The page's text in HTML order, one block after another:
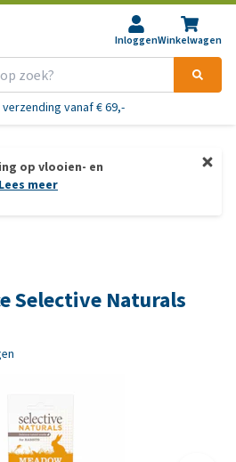
InloggenWinkelwagen
verzending vanaf € 69,-
op vlooien- en
Lees meer
Selective Naturals